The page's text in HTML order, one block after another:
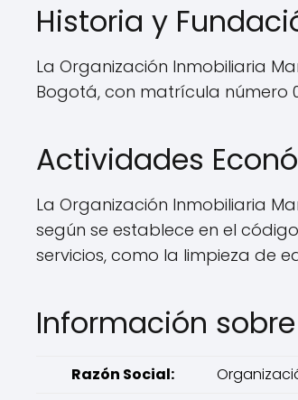
Historia y
La Organización Inmobiliaria
Bogotá, con matrícula número
Actividades
La Organización Inmobiliaria
según se establece en el
servicios, como la limpieza de
Información
Razón Social: